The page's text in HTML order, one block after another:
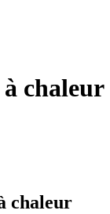
chaleur
chaleur